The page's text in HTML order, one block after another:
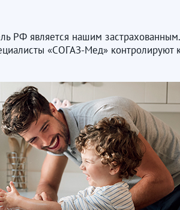
является нашим
«СОГАЗ-Мед»